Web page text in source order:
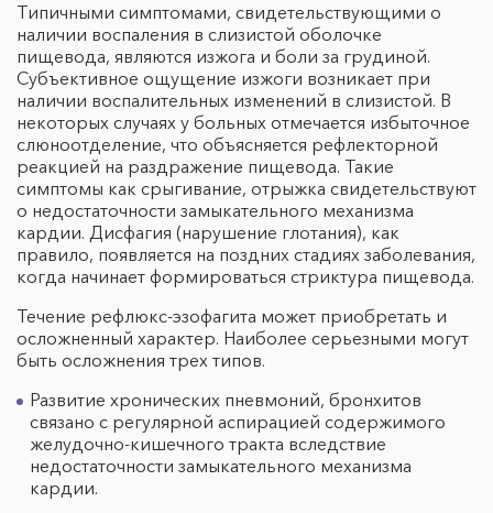
Типичными симптомами, свидетельствующими о
наличии воспаления в слизистой оболочке
пищевода, являются изжога и боли за грудиной.
Cубъективное ощущение изжоги возникает при
наличии воспалительных изменений в слизистой. В
некоторых случаях у больных отмечается избыточное
слюноотделение, что объясняется рефлекторной
реакцией на раздражение пищевода. Такие
симптомы как срыгивание, отрыжка свидетельствуют
о недостаточности замыкательного механизма
кардии. Дисфагия (нарушение глотания), как
правило, появляется на поздних стадиях заболевания,
когда начинает формироваться стриктура пищевода.
Течение рефлюкс-эзофагита может приобретать и
осложненный характер. Наиболее серьезными могут
быть осложнения трех типов.
Развитие хронических пневмоний, бронхитов
связано с регулярной аспирацией содержимого
желудочно-кишечного тракта вследствие
недостаточности замыкательного механизма
кардии.